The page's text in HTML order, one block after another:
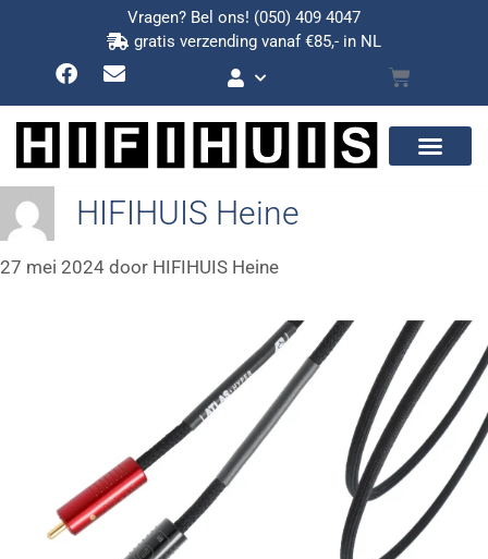
Vragen? Bel ons! (050) 409 4047
gratis verzending vanaf €85,- in NL
HIFIHUIS Heine
27 mei 2024 door HIFIHUIS Heine